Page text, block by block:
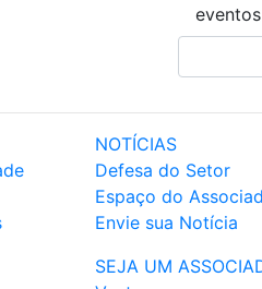
NOTÍCIAS
Defesa do Setor
Espaço do
Envie sua Notícia
SEJA UM